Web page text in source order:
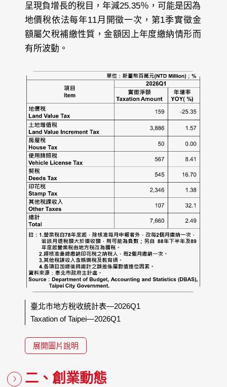
呈現負增長的稅目，年減25.35％，可能是因為
地價稅依法每年11月開徵一次，第1季實徵金
額屬欠稅補繳性質，金額因上年度繳納情形而
有所波動。
臺北市地方稅收統計表—2026Q1
Taxation of Taipei—2026Q1
展開圖片說明
二、創業動態